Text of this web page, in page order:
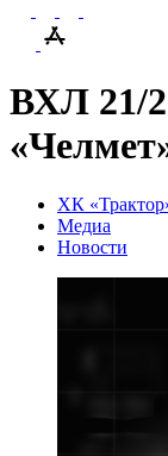
ВХЛ 21/
ХК
Медиа
Новости